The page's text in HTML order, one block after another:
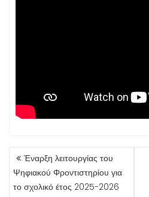
ΠΛΟΉΓΗΣΗ
ΆΡΘΡΩΝ
Έναρξη λειτουργίας του
Ψηφιακού Φροντιστηρίου για
το σχολικό έτος 2025-2026